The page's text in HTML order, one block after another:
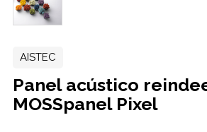
AISTEC
Panel acústico
MOSSpanel Pixel